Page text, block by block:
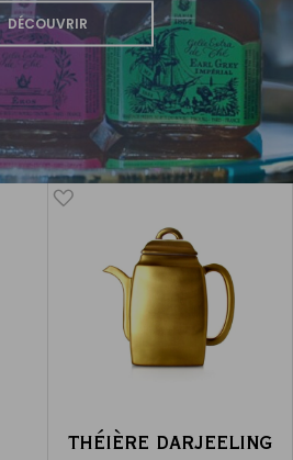
DÉCOUVRIR
THÉIÈRE DARJEELING